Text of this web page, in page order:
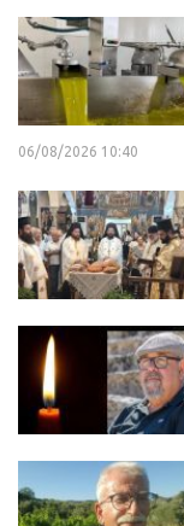
06/08/2026 10:40